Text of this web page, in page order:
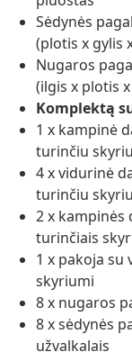
Sėdynės
(plotis x gylis
Nugaros
(ilgis x plotis
Komplektą
1 x kampinė
turinčiu
4 x vidurinė
turinčiu
2 x kampinės
turinčiais
1 x pakoja
skyriumi
8 x nugaros
8 x sėdynės
užvalkalais